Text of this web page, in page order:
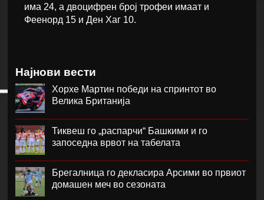
има 24, а двоцифрен број трофеи имаат и
Феенорд 15 и Ден Хаг 10.
Најнови вести
Хорхе Мартин победи на спринтот во
Велика Британија
Тиквеш го „распарчи“ Башкими и го
запоседна врвот на табелата
Брегалница го декласира Арсими во првиот
домашен меч во сезоната